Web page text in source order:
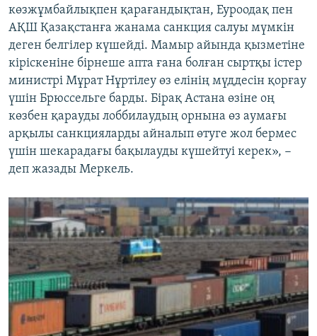
көзжұмбайлықпен қарағандықтан, Еуроодақ пен
АҚШ Қазақстанға жанама санкция салуы мүмкін
деген белгілер күшейді. Мамыр айында қызметіне
кіріскеніне бірнеше апта ғана болған сыртқы істер
министрі Мұрат Нұртілеу өз елінің мүддесін қорғау
үшін Брюссельге барды. Бірақ Астана өзіне оң
көзбен қарауды лоббилаудың орнына өз аумағы
арқылы санкцияларды айналып өтуге жол бермес
үшін шекарадағы бақылауды күшейтуі керек», −
деп жазады Меркель.